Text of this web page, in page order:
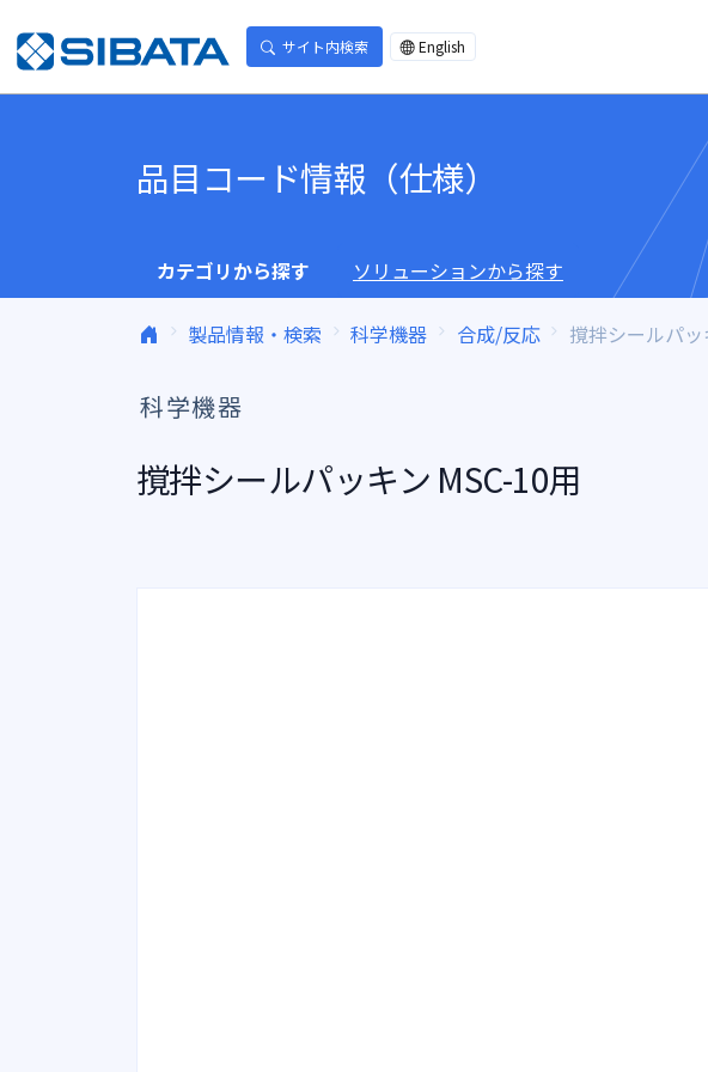
サイト内検索 English
品目コード情報（仕様）
カテゴリから探す ソリューションから探す
製品情報・検索 科学機器 合成/反応 撹拌シールパ
科学機器
撹拌シールパッキン MSC-10用